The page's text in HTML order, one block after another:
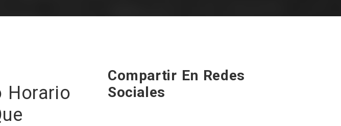
Horario
Compartir En Redes
Sociales